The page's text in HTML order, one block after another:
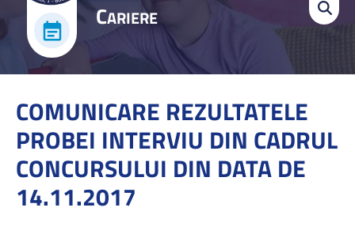
CARIERE
COMUNICARE REZULTATELE
PROBEI INTERVIU DIN CADRUL
CONCURSULUI DIN DATA DE
14.11.2017